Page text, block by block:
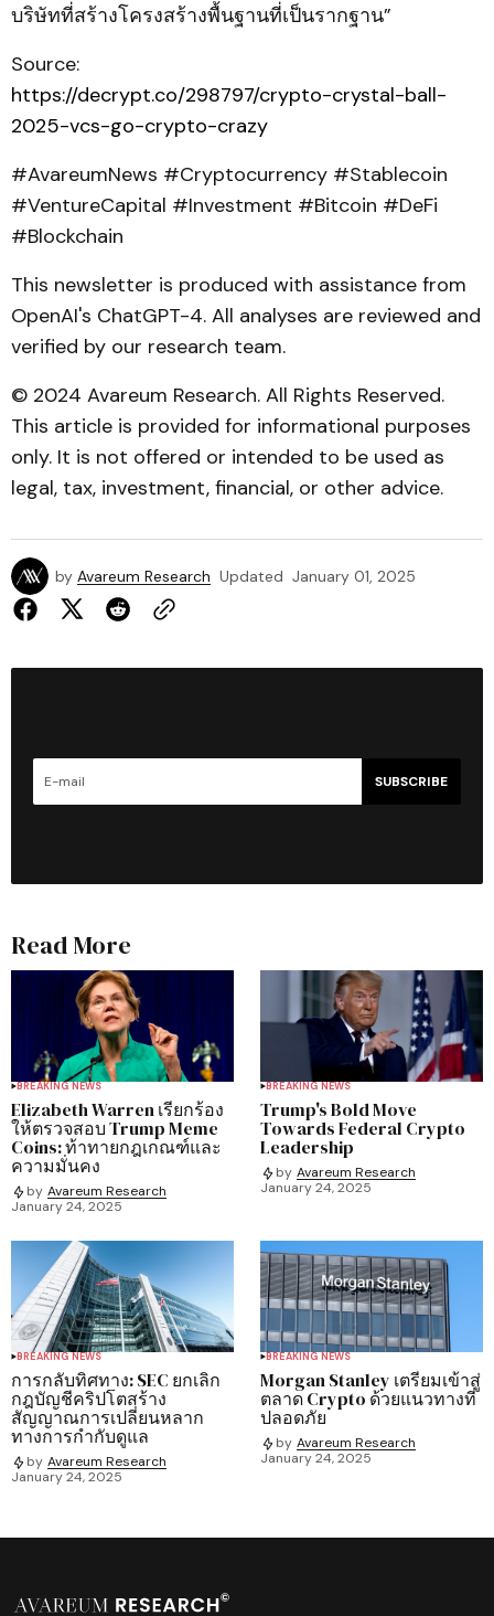
บริษัทที่สร้างโครงสร้างพื้นฐานที่เป็นรากฐาน”
Source:
https://decrypt.co/298797/crypto-crystal-ball-
2025-vcs-go-crypto-crazy
#AvareumNews #Cryptocurrency #Stablecoin
#VentureCapital #Investment #Bitcoin #DeFi
#Blockchain
This newsletter is produced with assistance from
OpenAI's ChatGPT-4. All analyses are reviewed and
verified by our research team.
© 2024 Avareum Research. All Rights Reserved.
This article is provided for informational purposes
only. It is not offered or intended to be used as
legal, tax, investment, financial, or other advice.
by Avareum Research Updated January 01, 2025
SUBSCRIBE
Read More
BREAKING NEWS
Elizabeth Warren เรียกร้อง
ให้ตรวจสอบ Trump Meme
Coins: ท้าทายกฎเกณฑ์และ
ความมั่นคง
by Avareum Research
January 24, 2025
BREAKING NEWS
Trump's Bold Move
Towards Federal Crypto
Leadership
by Avareum Research
January 24, 2025
BREAKING NEWS
การกลับทิศทาง: SEC ยกเลิก
กฎบัญชีคริปโตสร้าง
สัญญาณการเปลี่ยนหลาก
ทางการกำกับดูแล
by Avareum Research
January 24, 2025
BREAKING NEWS
Morgan Stanley เตรียมเข้าสู่
ตลาด Crypto ด้วยแนวทางที่
ปลอดภัย
by Avareum Research
January 24, 2025